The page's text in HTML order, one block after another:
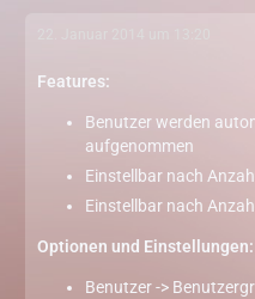
Features:
Benutzer werden
aufgenommen
Einstellbar nach
Einstellbar nach
Optionen und Einstellungen:
Benutzer ->